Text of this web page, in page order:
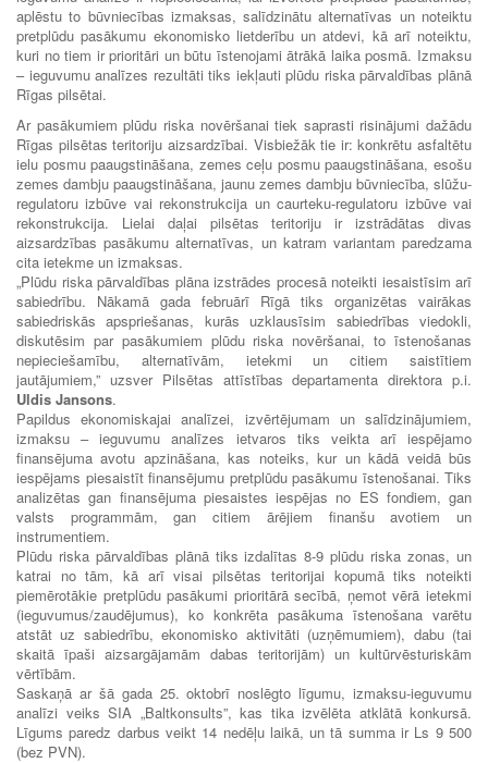
aplēstu to būvniecības izmaksas, salīdzinātu alternatīvas un noteiktu
pretplūdu pasākumu ekonomisko lietderību un atdevi, kā arī noteiktu,
kuri no tiem ir prioritāri un būtu īstenojami ātrākā laika posmā. Izmaksu
– ieguvumu analīzes rezultāti tiks iekļauti plūdu riska pārvaldības plānā
Rīgas pilsētai.
Ar pasākumiem plūdu riska novēršanai tiek saprasti risinājumi dažādu
Rīgas pilsētas teritoriju aizsardzībai. Visbiežāk tie ir: konkrētu asfaltētu
ielu posmu paaugstināšana, zemes ceļu posmu paaugstināšana, esošu
zemes dambju paaugstināšana, jaunu zemes dambju būvniecība, slūžu-
regulatoru izbūve vai rekonstrukcija un caurteku-regulatoru izbūve vai
rekonstrukcija. Lielai daļai pilsētas teritoriju ir izstrādātas divas
aizsardzības pasākumu alternatīvas, un katram variantam paredzama
cita ietekme un izmaksas.
„Plūdu riska pārvaldības plāna izstrādes procesā noteikti iesaistīsim arī
sabiedrību. Nākamā gada februārī Rīgā tiks organizētas vairākas
sabiedriskās apspriešanas, kurās uzklausīsim sabiedrības viedokli,
diskutēsim par pasākumiem plūdu riska novēršanai, to īstenošanas
nepieciešamību, alternatīvām, ietekmi un citiem saistītiem
jautājumiem,” uzsver Pilsētas attīstības departamenta direktora p.i.
Uldis Jansons.
Papildus ekonomiskajai analīzei, izvērtējumam un salīdzinājumiem,
izmaksu – ieguvumu analīzes ietvaros tiks veikta arī iespējamo
finansējuma avotu apzināšana, kas noteiks, kur un kādā veidā būs
iespējams piesaistīt finansējumu pretplūdu pasākumu īstenošanai. Tiks
analizētas gan finansējuma piesaistes iespējas no ES fondiem, gan
valsts programmām, gan citiem ārējiem finanšu avotiem un
instrumentiem.
Plūdu riska pārvaldības plānā tiks izdalītas 8-9 plūdu riska zonas, un
katrai no tām, kā arī visai pilsētas teritorijai kopumā tiks noteikti
piemērotākie pretplūdu pasākumi prioritārā secībā, ņemot vērā ietekmi
(ieguvumus/zaudējumus), ko konkrēta pasākuma īstenošana varētu
atstāt uz sabiedrību, ekonomisko aktivitāti (uzņēmumiem), dabu (tai
skaitā īpaši aizsargājamām dabas teritorijām) un kultūrvēsturiskām
vērtībām.
Saskaņā ar šā gada 25. oktobrī noslēgto līgumu, izmaksu-ieguvumu
analīzi veiks SIA „Baltkonsults”, kas tika izvēlēta atklātā konkursā.
Līgums paredz darbus veikt 14 nedēļu laikā, un tā summa ir Ls 9 500
(bez PVN).